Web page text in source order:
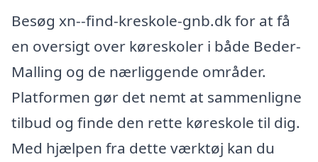
Besøg xn--find-kreskole-gnb.dk for at få
en oversigt over køreskoler i både Beder-
Malling og de nærliggende områder.
Platformen gør det nemt at sammenligne
tilbud og finde den rette køreskole til dig.
Med hjælpen fra dette værktøj kan du